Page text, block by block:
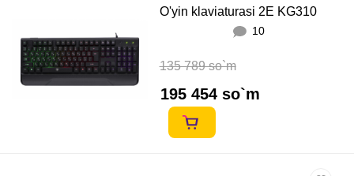
O'yin klaviaturasi 2E KG310
10
135 789 so`m
195 454 so`m